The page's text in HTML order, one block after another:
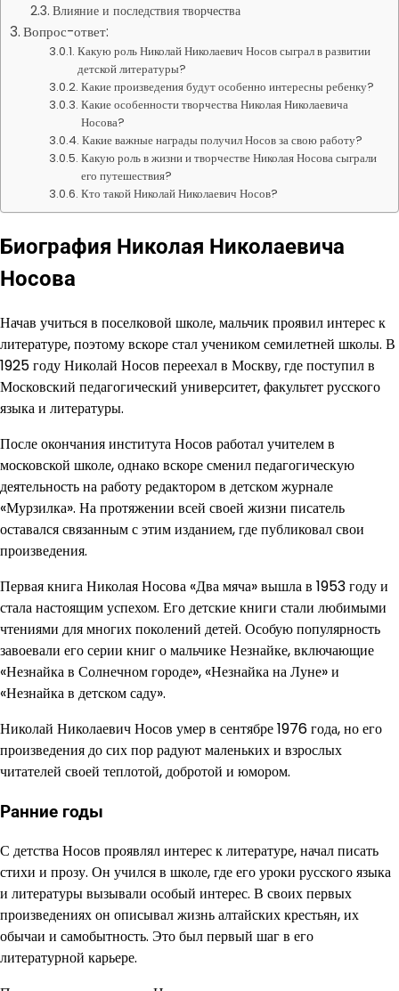
Влияние и последствия творчества
Вопрос-ответ:
Какую роль Николай Николаевич Носов сыграл в развитии
детской литературы?
Какие произведения будут особенно интересны ребенку?
Какие особенности творчества Николая Николаевича
Носова?
Какие важные награды получил Носов за свою работу?
Какую роль в жизни и творчестве Николая Носова сыграли
его путешествия?
Кто такой Николай Николаевич Носов?
Биография Николая Николаевича
Носова
Начав учиться в поселковой школе, мальчик проявил интерес к
литературе, поэтому вскоре стал учеником семилетней школы. В
1925 году Николай Носов переехал в Москву, где поступил в
Московский педагогический университет, факультет русского
языка и литературы.
После окончания института Носов работал учителем в
московской школе, однако вскоре сменил педагогическую
деятельность на работу редактором в детском журнале
«Мурзилка». На протяжении всей своей жизни писатель
оставался связанным с этим изданием, где публиковал свои
произведения.
Первая книга Николая Носова «Два мяча» вышла в 1953 году и
стала настоящим успехом. Его детские книги стали любимыми
чтениями для многих поколений детей. Особую популярность
завоевали его серии книг о мальчике Незнайке, включающие
«Незнайка в Солнечном городе», «Незнайка на Луне» и
«Незнайка в детском саду».
Николай Николаевич Носов умер в сентябре 1976 года, но его
произведения до сих пор радуют маленьких и взрослых
читателей своей теплотой, добротой и юмором.
Ранние годы
С детства Носов проявлял интерес к литературе, начал писать
стихи и прозу. Он учился в школе, где его уроки русского языка
и литературы вызывали особый интерес. В своих первых
произведениях он описывал жизнь алтайских крестьян, их
обычаи и самобытность. Это был первый шаг в его
литературной карьере.